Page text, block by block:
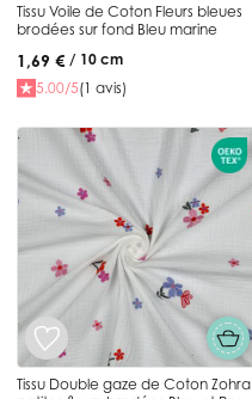
Tissu Voile de Coton Fleurs bleues
brodées sur fond Bleu marine
1,69 € / 10 cm
5.00/5(1 avis)
Tissu Double gaze de Coton Zohra